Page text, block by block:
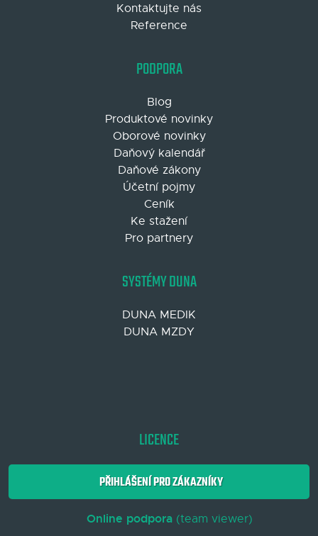
Kontaktujte nás
Reference
PODPORA
Blog
Produktové novinky
Oborové novinky
Daňový kalendář
Daňové zákony
Účetní pojmy
Ceník
Ke stažení
Pro partnery
SYSTÉMY DUNA
DUNA MEDIK
DUNA MZDY
LICENCE
PŘIHLÁŠENÍ PRO ZÁKAZNÍKY
Online podpora(team viewer)